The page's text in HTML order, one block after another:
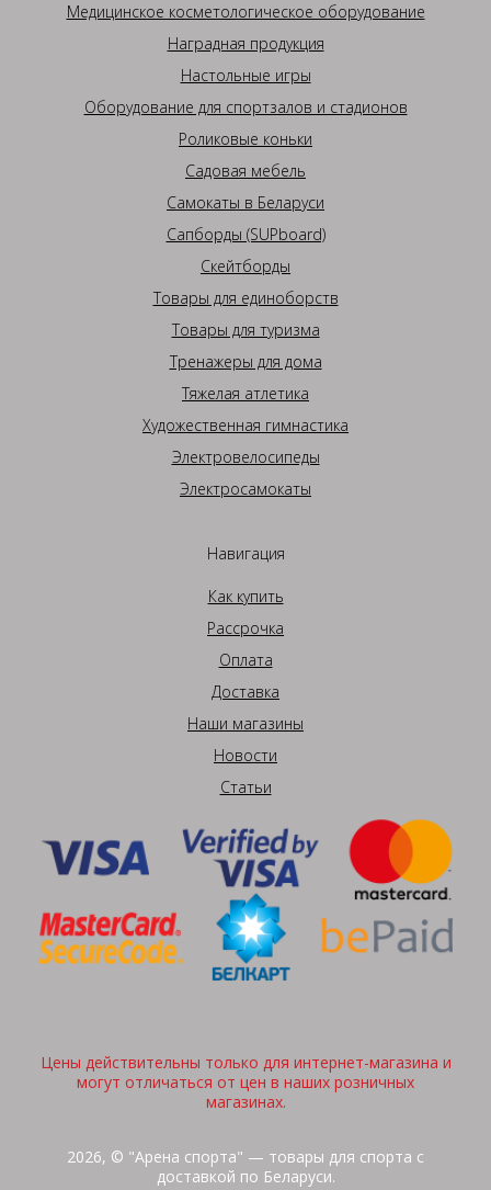
Медицинское косметологическое оборудование
Наградная продукция
Настольные игры
Оборудование для спортзалов и стадионов
Роликовые коньки
Садовая мебель
Самокаты в Беларуси
Сапборды (SUPboard)
Скейтборды
Товары для единоборств
Товары для туризма
Тренажеры для дома
Тяжелая атлетика
Художественная гимнастика
Электровелосипеды
Электросамокаты
Навигация
Как купить
Рассрочка
Оплата
Доставка
Наши магазины
Новости
Статьи
Цены действительны только для интернет-магазина и
могут отличаться от цен в наших розничных
магазинах.
2026, © "Арена спорта" — товары для спорта с
доставкой по Беларуси.